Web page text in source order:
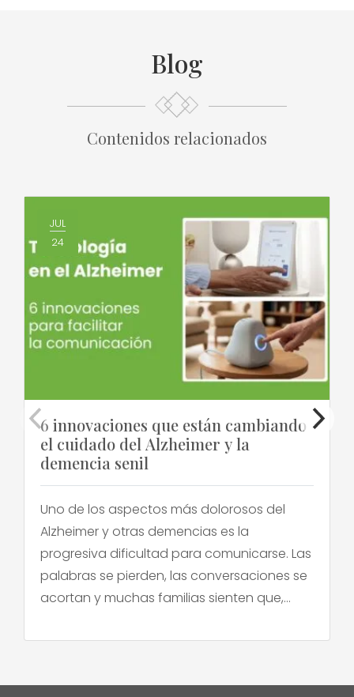
Blog
Contenidos relacionados
JUL
24
6 innovaciones que están cambiando
el cuidado del Alzheimer y la
demencia senil
Uno de los aspectos más dolorosos del
Alzheimer y otras demencias es la
progresiva dificultad para comunicarse. Las
palabras se pierden, las conversaciones se
acortan y muchas familias sienten que,
las conecta con su ser querido. Frente a
[…]